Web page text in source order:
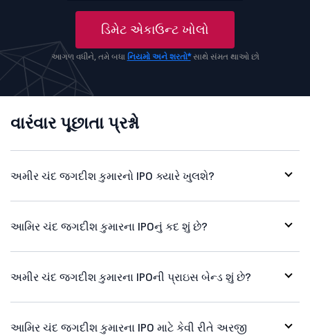
ડિમેટ એકાઉન્ટ ખોલો
આગળ વધીને, તમે બધા નિયમો અને શરતો*સાથે સંમત થાઓ છો
વારંવાર પૂછાતા પ્રશ્નો
અમીર ચંદ જગદીશ કુમારનો IPO ક્યારે ખુલશે?
આમિર ચંદ જગદીશ કુમારના IPOનું કદ શું છે?
અમીર ચંદ જગદીશ કુમારના IPOની પ્રાઇસ બેન્ડ શું છે?
આમિર ચંદ જગદીશ કુમારના IPO માટે કેવી રીતે અરજી